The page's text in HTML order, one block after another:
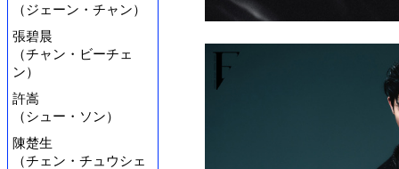
（ジェーン・チャン）
張碧晨
（チャン・ビーチェ
ン）
許嵩
（シュー・ソン）
陳楚生
（チェン・チュウシェ